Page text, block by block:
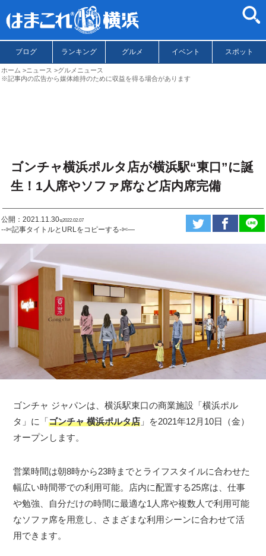
ブログ ランキング グルメ イベント スポット
ホーム ニュース
グルメニュース
※記事内の広告から媒体維持のために収益を得る場合があります
ゴンチャ横浜ポルタ店が横浜駅“東口”に誕
生！1人席やソファ席など店内席完備
公開：2021.11.30ಇ2022.02.07
--✄記事タイトルとURLをコピーする-✄—
ゴンチャ ジャパンは、横浜駅東口の商業施設「横浜ポル
タ」に「ゴンチャ 横浜ポルタ店 」を2021年12月10日（金）
オープンします。
営業時間は朝8時から23時までとライフスタイルに合わせた
幅広い時間帯での利用可能。店内に配置する25席は、仕事
や勉強、自分だけの時間に最適な1人席や複数人で利用可能
なソファ席を用意し、さまざまな利用シーンに合わせて活
用できます。